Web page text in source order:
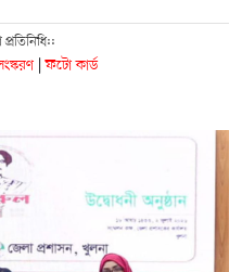
| ফটো কার্ড